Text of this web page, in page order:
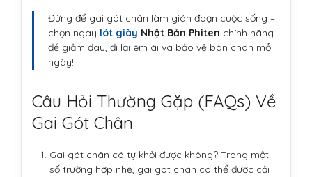
Đừng để gai gót chân làm gián đoạn cuộc sống –
chọn ngay lót giày Nhật Bản Phiten chính hãng
để giảm đau, đi lại êm ái và bảo vệ bàn chân mỗi
ngày!
Câu Hỏi Thường Gặp (FAQs) Về
Gai Gót Chân
Gai gót chân có tự khỏi được không? Trong một
số trường hợp nhẹ, gai gót chân có thể được cải